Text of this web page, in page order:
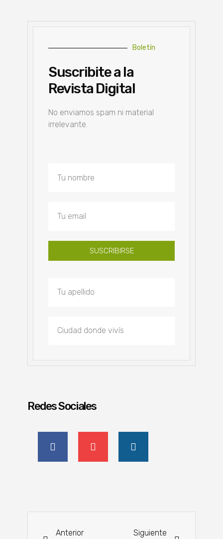
Boletín
Suscribite a la
Revista Digital
No enviamos spam ni material
irrelevante.
SUSCRIBIRSE
Redes Sociales
Anterior Siguiente